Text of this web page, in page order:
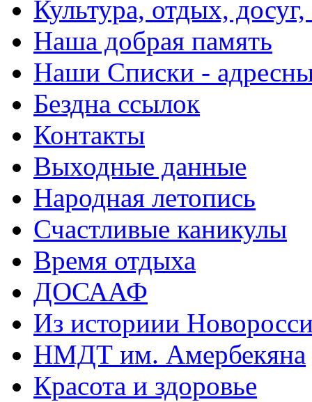
Культура, отдых,
Наша добрая память
Наши Списки -
Бездна ссылок
Контакты
Выходные данные
Народная летопись
Счастливые каникулы
Время отдыха
ДОСААФ
Из историии
НМДТ им. Амербекяна
Красота и здоровье